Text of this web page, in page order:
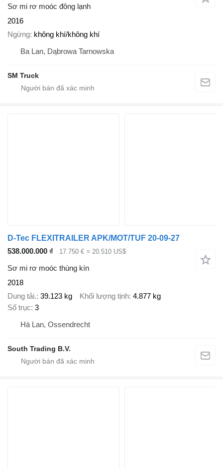
Sơ mi rơ moóc đông lạnh
2016
Ngừng không khí/không khí
Ba Lan, Dąbrowa Tarnowska
SM Truck
D-Tec FLEXITRAILER APK/MOT/TUF 20-09-27
538.000.000 ₫
17.750 € ≈ 20.510 US$
Sơ mi rơ moóc thùng kín
2018
Dung tải. 39.123 kg Khối lượng tịnh 4.877 kg
Số trục 3
Hà Lan, Ossendrecht
South Trading B.V.